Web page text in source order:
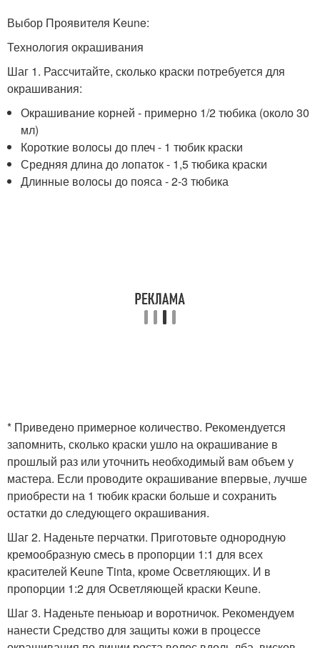
Выбор Проявителя Keune:
Технология окрашивания
Шаг 1. Рассчитайте, сколько краски потребуется для
окрашивания:
Окрашивание корней - примерно 1/2 тюбика (около 30
мл)
Короткие волосы до плеч - 1 тюбик краски
Средняя длина до лопаток - 1,5 тюбика краски
Длинные волосы до пояса - 2-3 тюбика
* Приведено примерное количество. Рекомендуется
запомнить, сколько краски ушло на окрашивание в
прошлый раз или уточнить необходимый вам объем у
мастера. Если проводите окрашивание впервые, лучше
приобрести на 1 тюбик краски больше и сохранить
остатки до следующего окрашивания.
Шаг 2. Наденьте перчатки. Приготовьте однородную
кремообразную смесь в пропорции 1:1 для всех
красителей Keune Tinta, кроме Осветляющих. И в
пропорции 1:2 для Осветляющей краски Keune.
Шаг 3. Наденьте пеньюар и воротничок. Рекомендуем
нанести Средство для защиты кожи в процессе